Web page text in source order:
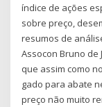
índice de ações
sobre preço,
resumos de
Assocon Bruno de
que assim como
gado para abate
preço não muito